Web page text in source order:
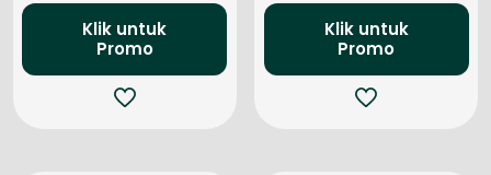
adalah:
Rp36.000.
ini
Klik untuk
Promo
adalah:
Rp38.000.
ini
Klik untuk
Promo